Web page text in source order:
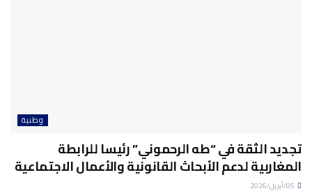
وطنية
تجديد الثقة في “طه الرحموني” رئيسا للرابطة
المغاربية لدعم الأبحاث القانونية والأعمال الاجتماعية